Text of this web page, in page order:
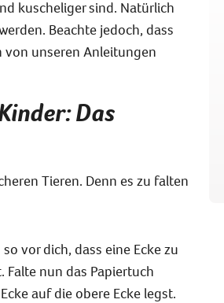
kuscheliger sind. Natürlich
Beachte jedoch, dass
von unseren Anleitungen
: Das
Tieren. Denn es zu falten
vor dich, dass eine Ecke zu
Falte nun das Papiertuch
auf die obere Ecke legst.